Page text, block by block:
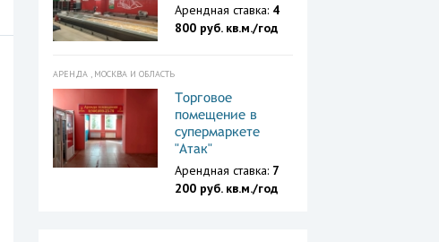
Арендная ставка: 4
800 руб. кв.м./год
АРЕНДА , МОСКВА И ОБЛАСТЬ
Торговое
помещение в
супермаркете
"Атак"
Арендная ставка: 7
200 руб. кв.м./год